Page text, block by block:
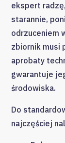
ekspert
starannie,
odrzuceniem
zbiornik musi
aprobaty
gwarantuje
środowiska.
Do
najczęściej